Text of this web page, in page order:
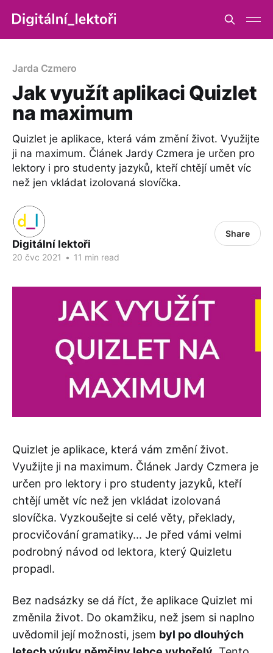
Jarda Czmero
Jak využít aplikaci Quizlet
na maximum
Quizlet je aplikace, která vám změní život. Využijte
ji na maximum. Článek Jardy Czmera je určen pro
lektory i pro studenty jazyků, kteří chtějí umět víc
než jen vkládat izolovaná slovíčka.
Digitální lektoři
20 čvc 2021 • 11 min read
Share
Quizlet je aplikace, která vám změní život.
Využijte ji na maximum. Článek Jardy Czmera je
určen pro lektory i pro studenty jazyků, kteří
chtějí umět víc než jen vkládat izolovaná
slovíčka. Vyzkoušejte si celé věty, překlady,
procvičování gramatiky... Je před vámi velmi
podrobný návod od lektora, který Quizletu
propadl.
Bez nadsázky se dá říct, že aplikace Quizlet mi
změnila život. Do okamžiku, než jsem si naplno
uvědomil její možnosti, jsem byl po dlouhých